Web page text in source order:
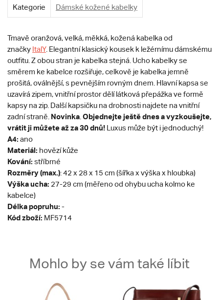
Kategorie Dámské kožené kabelky
Tmavě oranžová, velká, měkká, kožená kabelka od
značky ItalY. Elegantní klasický kousek k ležérnímu dámskému
outfitu. Z obou stran je kabelka stejná. Ucho kabelky se
směrem ke kabelce rozšiřuje, celkově je kabelka jemně
prošitá, oválnější, s pevnějším rovným dnem. Hlavní kapsa se
uzavírá zipem, vnitřní prostor dělí látková přepážka ve formě
kapsy na zip. Další kapsičku na drobnosti najdete na vnitřní
zadní straně. Novinka Objednejte ještě dnes a vyzkoušejte,
vrátit ji můžete až za 30 dnů! Luxus může být i jednoduchý!
A4: ano
Materiál: hovězí kůže
Kování: stříbrné
Rozměry (max.): 42 x 28 x 15 cm (šířka x výška x hloubka)
Výška ucha: 27-29 cm (měřeno od ohybu ucha kolmo ke
kabelce)
Délka popruhu: -
Kód zboží: MF5714
Mohlo by se vám také líbit